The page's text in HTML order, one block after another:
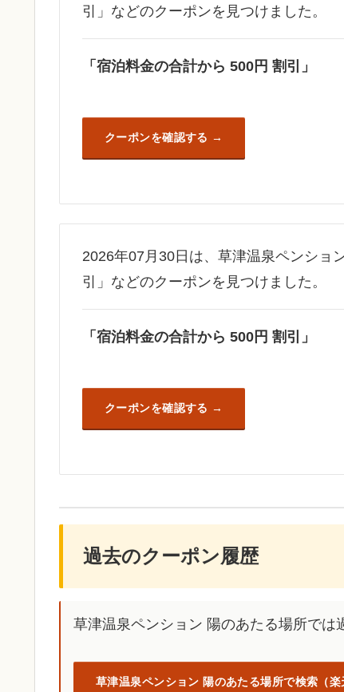
引」などのクーポンを見つけました。
「宿泊料金の合計から 500円 割引」
クーポンを確認する
2026年07月30日は、草津温泉ペンショ
引」などのクーポンを見つけました。
「宿泊料金の合計から 500円 割引」
クーポンを確認する
過去のクーポン履歴
草津温泉ペンション 陽のあたる場所では
草津温泉ペンション 陽のあたる場所で検索（楽